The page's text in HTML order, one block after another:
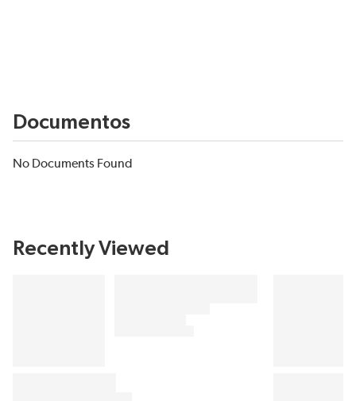
Documentos
No Documents Found
Recently Viewed